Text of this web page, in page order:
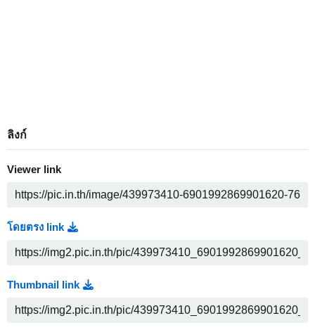
ลิงก์
Viewer link
โดยตรง link
Thumbnail link